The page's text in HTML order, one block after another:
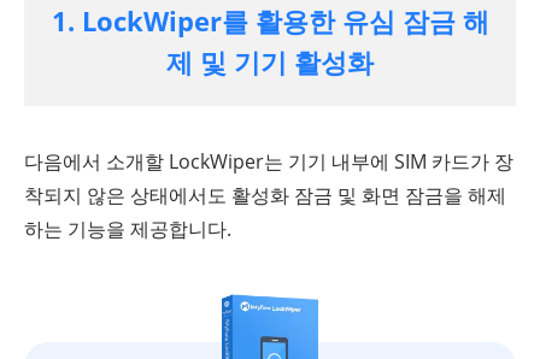
1. LockWiper를 활용한 유심 잠금 해
제 및 기기 활성화
다음에서 소개할 LockWiper는 기기 내부에 SIM 카드가 장
착되지 않은 상태에서도 활성화 잠금 및 화면 잠금을 해제
하는 기능을 제공합니다.